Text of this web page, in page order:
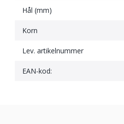
Hål (mm)
Korn
Lev. artikelnummer
EAN-kod: